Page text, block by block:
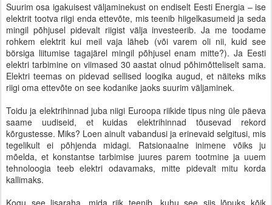
Suurim osa igakuisest väljaminekust on endiselt Eesti Energia – ise
elektrit tootva riigi enda ettevõte, mis teenib hiigelkasumeid ja seda
mingil põhjusel pidevalt riigist välja investeerib. Ja me toodame
rohkem elektrit kui meil vaja läheb (või varem oli nii, kuid see
börsiga liitumise tagajärel mingil põhjusel enam mitte?). Ja Eesti
elektri tarbimine on viimased 30 aastat olnud põhimõtteliselt sama.
Elektri teemas on pidevad sellised loogika augud, et näiteks miks
riigi oma ettevõte on see kodanike jaoks suurim väljaminek.
Toidu ja elektrihinnad juba niigi Euroopa riikide tipus ning üle päeva
saame uudiseid, et kuidas elektrihinnad tõusevad rekord
kõrgustesse. Miks? Loen ainult vabandusi ja erinevaid selgitusi, mis
tegelikult ei põhjenda midagi. Ratsionaalne inimene võiks ju
mõelda, et konstantse tarbimise juures parem tootmine ja uuem
tehnoloogia teeb elektri odavamaks, mitte pidevalt mitu korda
kallimaks.